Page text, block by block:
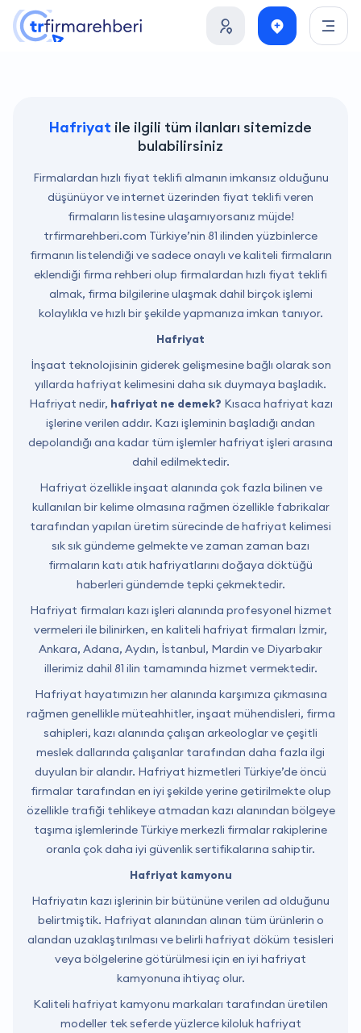
Hafriyat ile ilgili tüm ilanları sitemizde
bulabilirsiniz
Firmalardan hızlı fiyat teklifi almanın imkansız olduğunu
düşünüyor ve internet üzerinden fiyat teklifi veren
firmaların listesine ulaşamıyorsanız müjde!
trfirmarehberi.com Türkiye’nin 81 ilinden yüzbinlerce
firmanın listelendiği ve sadece onaylı ve kaliteli firmaların
eklendiği firma rehberi olup firmalardan hızlı fiyat teklifi
almak, firma bilgilerine ulaşmak dahil birçok işlemi
kolaylıkla ve hızlı bir şekilde yapmanıza imkan tanıyor.
Hafriyat
İnşaat teknolojisinin giderek gelişmesine bağlı olarak son
yıllarda hafriyat kelimesini daha sık duymaya başladık.
Hafriyat nedir, hafriyat ne demek? Kısaca hafriyat kazı
işlerine verilen addır. Kazı işleminin başladığı andan
depolandığı ana kadar tüm işlemler hafriyat işleri arasına
dahil edilmektedir.
Hafriyat özellikle inşaat alanında çok fazla bilinen ve
kullanılan bir kelime olmasına rağmen özellikle fabrikalar
tarafından yapılan üretim sürecinde de hafriyat kelimesi
sık sık gündeme gelmekte ve zaman zaman bazı
firmaların katı atık hafriyatlarını doğaya döktüğü
haberleri gündemde tepki çekmektedir.
Hafriyat firmaları kazı işleri alanında profesyonel hizmet
vermeleri ile bilinirken, en kaliteli hafriyat firmaları İzmir,
Ankara, Adana, Aydın, İstanbul, Mardin ve Diyarbakır
illerimiz dahil 81 ilin tamamında hizmet vermektedir.
Hafriyat hayatımızın her alanında karşımıza çıkmasına
rağmen genellikle müteahhitler, inşaat mühendisleri, firma
sahipleri, kazı alanında çalışan arkeologlar ve çeşitli
meslek dallarında çalışanlar tarafından daha fazla ilgi
duyulan bir alandır. Hafriyat hizmetleri Türkiye’de öncü
firmalar tarafından en iyi şekilde yerine getirilmekte olup
özellikle trafiği tehlikeye atmadan kazı alanından bölgeye
taşıma işlemlerinde Türkiye merkezli firmalar rakiplerine
oranla çok daha iyi güvenlik sertifikalarına sahiptir.
Hafriyat kamyonu
Hafriyatın kazı işlerinin bir bütününe verilen ad olduğunu
belirtmiştik. Hafriyat alanından alınan tüm ürünlerin o
alandan uzaklaştırılması ve belirli hafriyat döküm tesisleri
veya bölgelerine götürülmesi için en iyi hafriyat
kamyonuna ihtiyaç olur.
Kaliteli hafriyat kamyonu markaları tarafından üretilen
modeller tek seferde yüzlerce kiloluk hafriyat